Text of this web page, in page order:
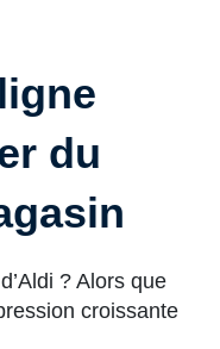
du
? Alors que
croissante